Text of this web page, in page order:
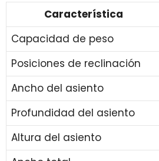
Característica
Capacidad de peso
Posiciones de reclinación
Ancho del asiento
Profundidad del asiento
Altura del asiento